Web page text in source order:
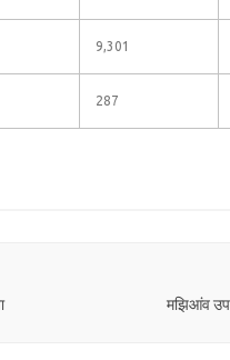
9,301
287
मझिआंव